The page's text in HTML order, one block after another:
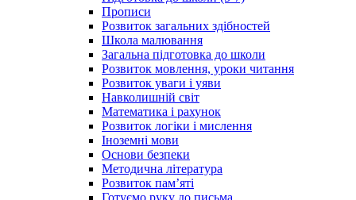
Прописи
Розвиток загальних здібностей
Школа малювання
Загальна підготовка до школи
Розвиток мовлення, уроки читання
Розвиток уваги і уяви
Навколишній світ
Математика і рахунок
Розвиток логіки і мислення
Іноземні мови
Основи безпеки
Методична література
Розвиток пам’яті
Готуємо руку до письма